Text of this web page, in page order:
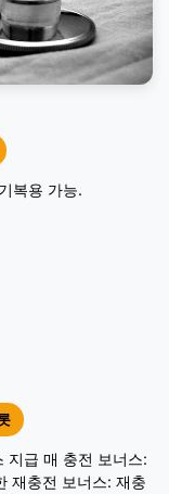
복용 가능.
지급 매 충전 보너스:
재충전 보너스: 재충